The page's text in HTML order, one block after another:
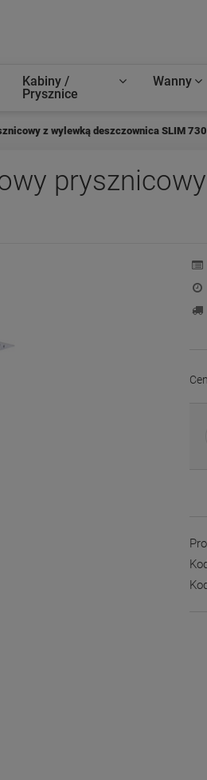
Kabiny /
Prysznice
Wanny
z wylewką deszczownica SLIM